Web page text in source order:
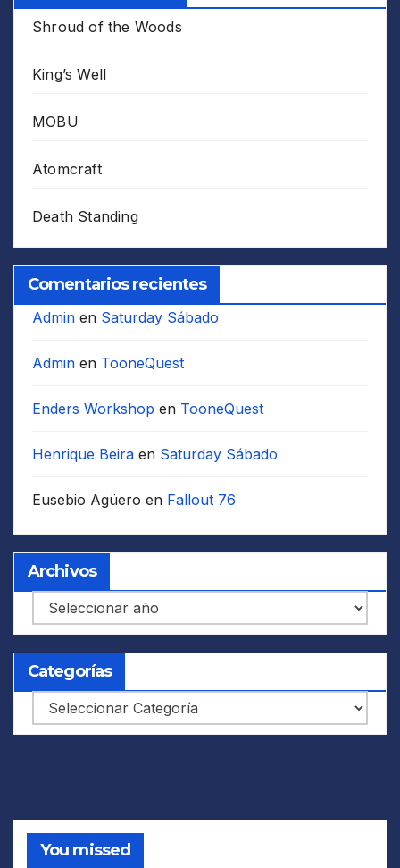
Shroud of the Woods
King’s Well
MOBU
Atomcraft
Death Standing
Comentarios recientes
Admin en Saturday Sábado
Admin en TooneQuest
Enders Workshop en TooneQuest
Henrique Beira en Saturday Sábado
Eusebio Agüero en Fallout 76
Archivos
Archivos
Categorías
Categorías
You missed